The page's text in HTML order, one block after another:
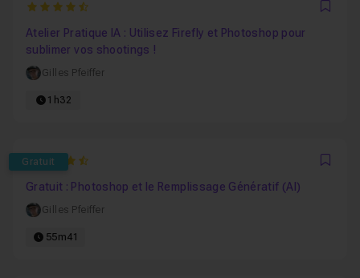
4.9090909090909
Atelier Pratique IA : Utilisez Firefly et Photoshop pour
sublimer vos shootings !
Gilles Pfeiffer
1h32
Gratuit
4.8205128205128
Gratuit : Photoshop et le Remplissage Génératif (AI)
Gilles Pfeiffer
55m41